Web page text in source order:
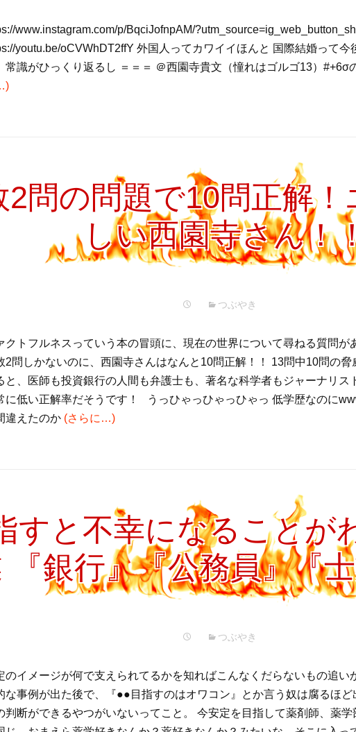
www.instagram.com/p/BqciJofnpAM/
youtu.be/oCVWhDT2ffY 外国人ってカワイイほんと 国際結婚って今
常識がひっくり返るし ＝＝＝ ＠西園寺貴文（憧れはゴルゴ13）
2問の問題で10問正解
しい西園寺さん！
つぶやき
クトフルネスっていう本の冒頭に、現在の世界について尋ねる質問が
2問しかないのに、西園寺さんはなんと10問正解！！ 13問中10問の脅
と、医師も投資銀行の人間も弁護士も、著名な科学者もジャーナリス
に低い正解率だそうです！ うっひゃっひゃっひゃっ 低学歴なのに
違えたのか (さらに…)
すと不幸になることが
『銀行』『公務員』『士
つぶやき
のイメージが何で支えられてるかを知ればこんなくだらないもの追い
な事例が出た後で、『●●目指すのはオワコン』とか言う奴は腐るほ
判断ができるやつがいないってこと。 今安定を目指して薬剤師、薬